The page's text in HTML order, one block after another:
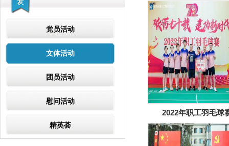
党员活动
文体活动
团员活动
慰问活动
精英荟
2022年职工羽毛球